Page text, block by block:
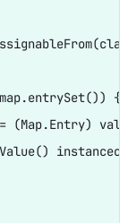
{
(Map.Entry)
instanceof